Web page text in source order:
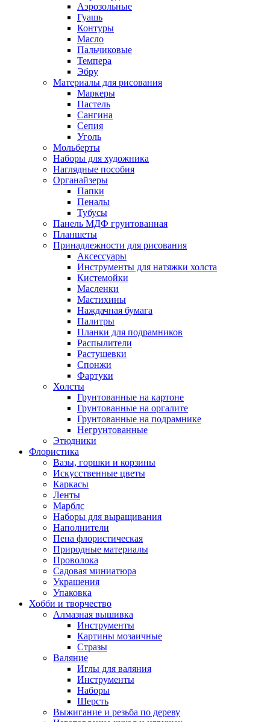
Аэрозольные
Гуашь
Контуры
Масло
Пальчиковые
Темпера
Эбру
Материалы для рисования
Маркеры
Пастель
Сангина
Сепия
Уголь
Мольберты
Наборы для художника
Наглядные пособия
Органайзеры
Папки
Пеналы
Тубусы
Панель МДФ грунтованная
Планшеты
Принадлежности для рисования
Аксессуары
Инструменты для натяжки холста
Кистемойки
Масленки
Мастихины
Наждачная бумага
Палитры
Планки для подрамников
Распылители
Растушевки
Спонжи
Фартуки
Холсты
Грунтованные на картоне
Грунтованные на оргалите
Грунтованные на подрамнике
Негрунтованные
Этюдники
Флористика
Вазы, горшки и корзины
Искусственные цветы
Каркасы
Ленты
Марблс
Наборы для выращивания
Наполнители
Пена флористическая
Природные материалы
Проволока
Садовая миниатюра
Украшения
Упаковка
Хобби и творчество
Алмазная вышивка
Инструменты
Картины мозаичные
Стразы
Валяние
Иглы для валяния
Инструменты
Наборы
Шерсть
Выжигание и резьба по дереву